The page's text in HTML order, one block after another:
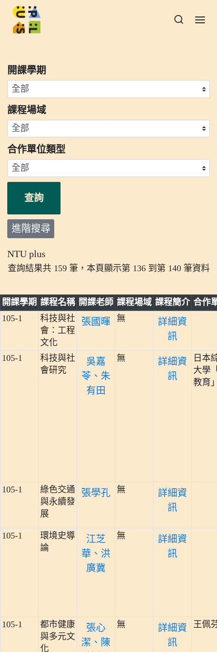
開課學期
課程場域
合作單位類型
進階搜尋
NTU plus
查詢結果共 159 筆，本頁顯示第 136 到第 140 筆資料
開課學期 課程名稱 開課老師 課程場域 課程簡介 合作
105-1
科技與社
會：工程
文化
張國暉 無
詳細資
訊
105-1
科技與社
會研究
吳嘉
苓、朱
有田
無
詳細資
訊
日本
大學
教育
105-1
綠色交通
與永續發
展
張學孔 無
詳細資
訊
105-1
環境史導
論
江芝
華、洪
廣冀
無
詳細資
訊
105-1
都市健康
與多元文
化
張心
潔、陳
無
詳細資
訊
王佩